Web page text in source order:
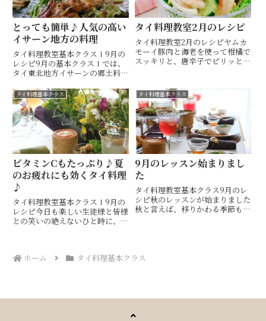
とっても簡単♪人気の高い
イサーン地方の料理
タイ料理教室基本クラスⅠ9月の
レシピ9月の基本クラスⅠでは、
タイ東北地方イサーンの郷土料
インに。さっぱり美味しいイサー
ンのソムタム等など、同じ地方の
料理を組み合わせて美味しくご紹
介しています。タイ料理と一口に
言...
タイ料理教室2月のレシピ
タイ料理教室⁡2月のレシピ⁡ヤムカ
モーイ⁡⁡⁡⁡豚肉と海老を使って⁡柑橘で⁡
スッキリと、唐辛子でピリッと引
きます⁡⁡⁡タイのドレッシングには珍
しく、叩いた白胡椒が入っていま
す⁡⁡⁡...
タイ料理基本クラス
ビタミンCもたっぷり♪夏
のお疲れにも効くタイ料理
♪
タイ料理教室基本クラスⅠ9月の
レシピ今日も楽しい生徒様と皆様
との笑いの絶えないひと時に、い
大好評でしたが、そのうちのいく
タイ料理基本クラス
9月のレッスン始まりまし
た
タイ料理教室基本クラス⁡9月のレ
シピ⁡⁡⁡秋のレッスンが始まりました⁡⁡⁡
秋と言えば、移りかわる季節も美
いた...
ホーム タイ料理基本クラス